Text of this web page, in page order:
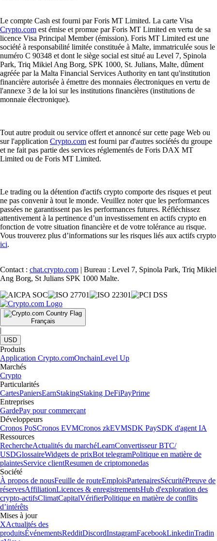
Le compte Cash est fourni par Foris MT Limited. La carte Visa
Crypto.com est émise et promue par Foris MT Limited en vertu de sa
licence Visa Principal Member (émission). Foris MT Limited est une
société à responsabilité limitée constituée à Malte, immatriculée sous le
numéro C 90348 et dont le siège social est situé au Level 7, Spinola
Park, Triq Mikiel Ang Borg, SPK 1000, St. Julians, Malte, dûment
agréée par la Malta Financial Services Authority en tant qu'institution
financière autorisée à émettre des monnaies électroniques en vertu de
l'annexe 3 de la loi sur les institutions financières (institutions de
monnaie électronique).
Tout autre produit ou service offert et annoncé sur cette page Web ou
sur l'application Crypto.com est fourni par d'autres sociétés du groupe
et ne fait pas partie des services réglementés de Foris DAX MT
Limited ou de Foris MT Limited.
Le trading ou la détention d'actifs crypto comporte des risques et peut
ne pas convenir à tout le monde. Veuillez noter que les performances
passées ne garantissent pas les performances futures. Réfléchissez
attentivement à la pertinence d’un investissement en actifs crypto en
fonction de votre situation financière et de votre tolérance au risque.
Vous trouverez plus d’informations sur les risques liés aux actifs crypto
ici.
Contact : chat.crypto.com | Bureau : Level 7, Spinola Park, Triq Mikiel
Ang Borg, St Julians SPK 1000 Malte.
Français
|
USD
Produits
Application Crypto.comOnchainLevel Up
Marchés
Crypto
Particularités
CartesPaniersEarnStakingStaking DeFiPayPrime
Entreprises
GardePay pour commerçant
Développeurs
Cronos PoSCronos EVMCronos zkEVMSDK PaySDK d'agent IA
Ressources
RechercheActualités du marchéLearnConvertisseur BTC/
USDGlossaireWidgets de prixBot telegramPolitique en matière de
plaintesService clientResumen de criptomonedas
Société
À propos de nousFeuille de routeEmploisPartenairesSécuritéPreuve de
réservesAffiliationLicences & enregistrementsHub d'exploration des
crypto-actifsClimatCapitalVérifierPolitique en matière de conflits
d’intérêts
Mises à jour
XActualités des
produitsÉvénementsRedditDiscordInstagramFacebookLinkedinTradin